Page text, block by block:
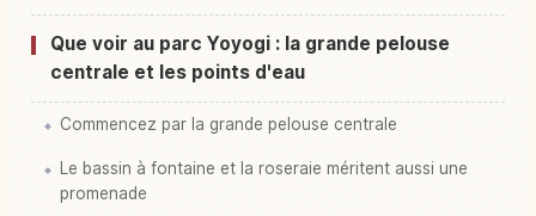
Que voir au parc Yoyogi : la grande pelouse
centrale et les points d'eau
Commencez par la grande pelouse centrale
Le bassin à fontaine et la roseraie méritent aussi une
promenade